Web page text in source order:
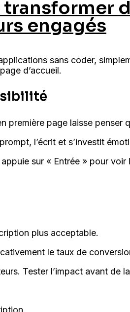
transformer
engagés
sans coder,
d’accueil.
première page laisse penser
l’écrit et s’investit
appuie sur « Entrée » pour
plus acceptable.
le taux de
Tester l’impact avant de